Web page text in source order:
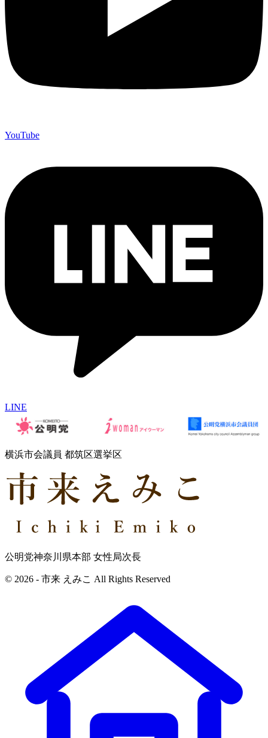
YouTube
LINE
横浜市会議員 都筑区選挙区
公明党神奈川県本部 女性局次長
© 2026 - 市来 えみこ All Rights Reserved